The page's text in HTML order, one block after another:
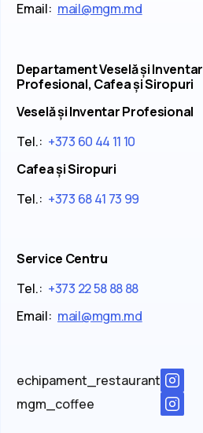
Email: mail@mgm.md
Departament Veselă și Inventar
Profesional, Cafea și Siropuri
Veselă și Inventar Profesional
Tel.: +373 60 44 11 10
Cafea și Siropuri
Tel.: +373 68 41 73 99
Service Centru
Tel.: +373 22 58 88 88
Email: mail@mgm.md
echipament_restaurant
mgm_coffee